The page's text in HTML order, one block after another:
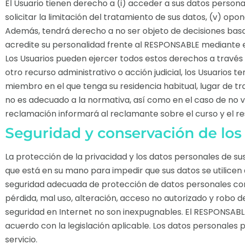
El Usuario tienen derecho a (i) acceder a sus datos
solicitar la limitación del tratamiento de sus datos, (v)
Además, tendrá derecho a no ser objeto de decisiones
acredite su personalidad frente al RESPONSABLE
Los Usuarios pueden ejercer todos estos derechos a
otro recurso administrativo o acción judicial, los Usuarios
miembro en el que tenga su residencia habitual, lugar de
no es adecuado a la normativa, así como en el caso de
reclamación informará al reclamante sobre el curso y el
Seguridad y conservación de
La protección de la privacidad y los datos personales de
que está en su mano para impedir que sus datos se
seguridad adecuada de protección de datos personales
pérdida, mal uso, alteración, acceso no autorizado y robo
seguridad en Internet no son inexpugnables. El
acuerdo con la legislación aplicable. Los datos
servicio.